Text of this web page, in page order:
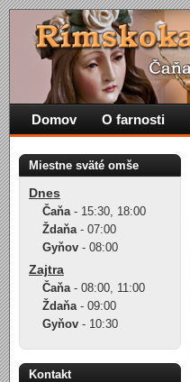
Domov O farnosti
Miestne sväté omše
Dnes
Čaňa- 15:30, 18:00
Ždaňa- 07:00
Gyňov - 08:00
Zajtra
Čaňa- 08:00, 11:00
Ždaňa- 09:00
Gyňov - 10:30
Kontakt